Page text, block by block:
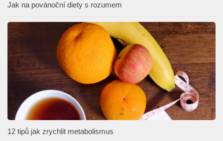
Jak na povánoční diety s rozumem
12 tipů jak zrychlit metabolismus